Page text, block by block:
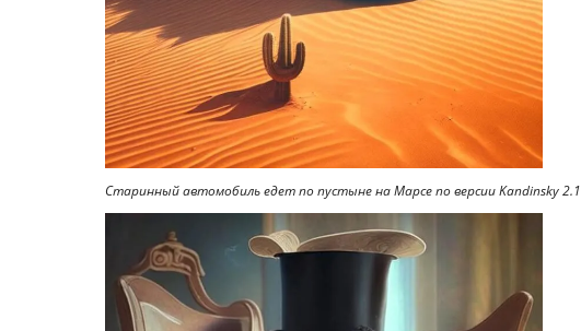
Старинный автомобиль едет по пустыне на Марсе по версии Kandinsky 2.1